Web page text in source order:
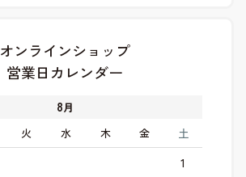
オンラインショップ
営業日カレンダー
8月
火 水 木 金 土
1